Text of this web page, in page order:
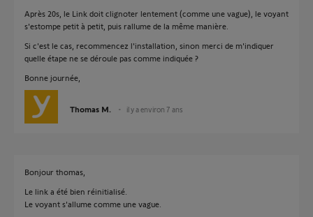
Après 20s, le Link doit clignoter lentement (comme une vague), le voyant
s'estompe petit à petit, puis rallume de la même manière.
Si c'est le cas, recommencez l'installation, sinon merci de m'indiquer
quelle étape ne se déroule pas comme indiquée ?
Bonne journée,
Thomas M. il y a environ 7 ans
Bonjour thomas,
Le link a été bien réinitialisé.
Le voyant s'allume comme une vague.